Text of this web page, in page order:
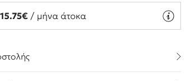
15.75€ / μήνα άτοκα